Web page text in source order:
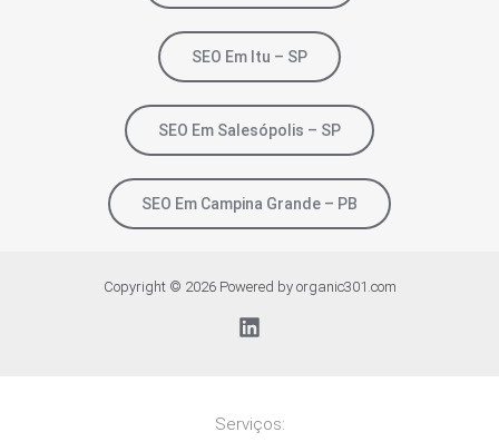
SEO Em Itu – SP
SEO Em Salesópolis – SP
SEO Em Campina Grande – PB
Copyright © 2026 Powered by organic301.com
Serviços: